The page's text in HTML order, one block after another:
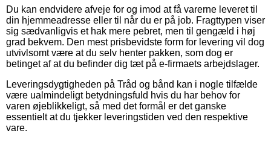
Du kan endvidere afveje for og imod at få varerne leveret til
din hjemmeadresse eller til når du er på job. Fragttypen viser
sig sædvanligvis et hak mere pebret, men til gengæld i høj
grad bekvem. Den mest prisbevidste form for levering vil dog
utvivlsomt være at du selv henter pakken, som dog er
betinget af at du befinder dig tæt på e-firmaets arbejdslager.
Leveringsdygtigheden på Tråd og bånd kan i nogle tilfælde
være ualmindeligt betydningsfuld hvis du har behov for
varen øjeblikkeligt, så med det formål er det ganske
essentielt at du tjekker leveringstiden ved den respektive
vare.